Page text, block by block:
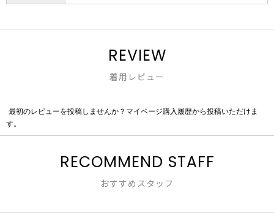
REVIEW
着用レビュー
評
価
最初のレビューを投稿しませんか？マイページ購入履歴から投稿いただけま
す。
RECOMMEND STAFF
おすすめスタッフ